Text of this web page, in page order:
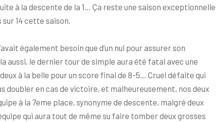
à la descente de la 1… Ça reste une saison exceptionnelle
14 cette saison.
également besoin que d’un nul pour assurer son
aussi, le dernier tour de simple aura été fatal avec une
à la belle pour un score final de 8-5… Cruel défaite qui
en cas de victoire, et malheureusement, nos deux
à la 7eme place, synonyme de descente, malgré deux
qui aura tout de même su faire tomber deux grosses